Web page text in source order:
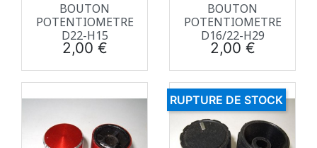
BOUTON
POTENTIOMETRE
D22-H15
Prix
2,00 €
BOUTON
POTENTIOMETRE
D16/22-H29
Prix
2,00 €
RUPTURE DE STOCK